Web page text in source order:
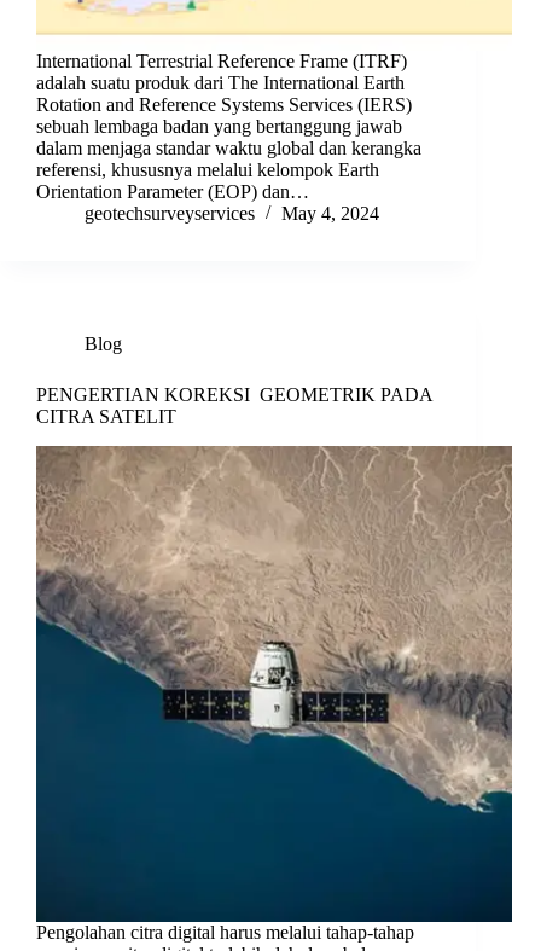
International Terrestrial Reference Frame (ITRF)
adalah suatu produk dari The International Earth
Rotation and Reference Systems Services (IERS)
sebuah lembaga badan yang bertanggung jawab
dalam menjaga standar waktu global dan kerangka
referensi, khususnya melalui kelompok Earth
Orientation Parameter (EOP) dan…
geotechsurveyservices
May 4, 2024
Blog
PENGERTIAN KOREKSI GEOMETRIK PADA
CITRA SATELIT
Pengolahan citra digital harus melalui tahap-tahap